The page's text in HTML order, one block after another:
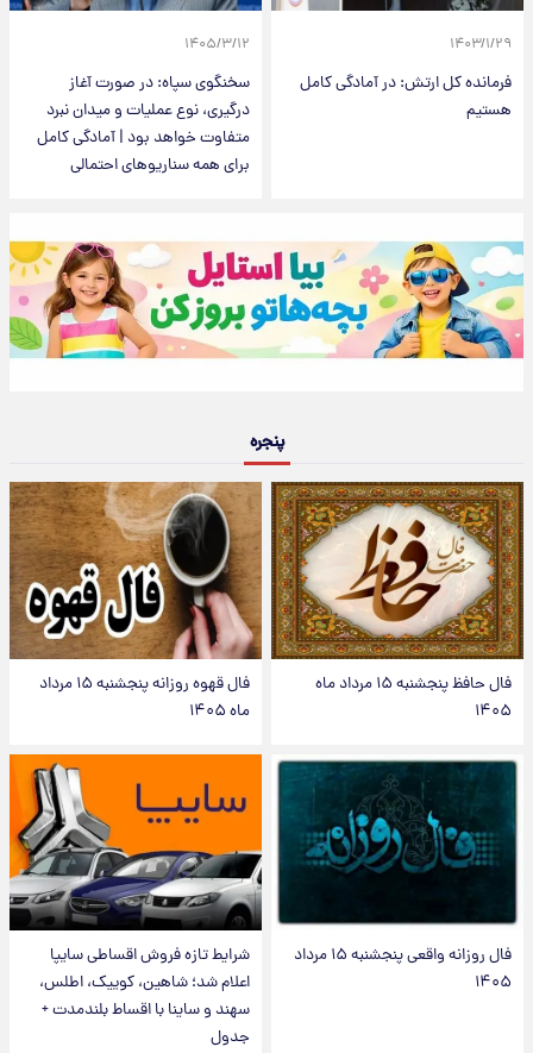
۱۴۰۳/۱/۲۹
فرمانده کل ارتش: در آمادگی کامل
هستیم
۱۴۰۵/۳/۱۲
سخنگوی سپاه: در صورت آغاز
درگیری، نوع عملیات و میدان نبرد
متفاوت خواهد بود | آمادگی کامل
برای همه سناریوهای احتمالی
پنجره
فال حافظ پنجشنبه ۱۵ مرداد ماه
۱۴۰۵
فال قهوه روزانه پنجشنبه ۱۵ مرداد
ماه ۱۴۰۵
فال روزانه واقعی پنجشنبه ۱۵ مرداد
۱۴۰۵
شرایط تازه فروش اقساطی سایپا
اعلام شد؛ شاهین، کوییک، اطلس،
سهند و ساینا با اقساط بلندمدت +
جدول